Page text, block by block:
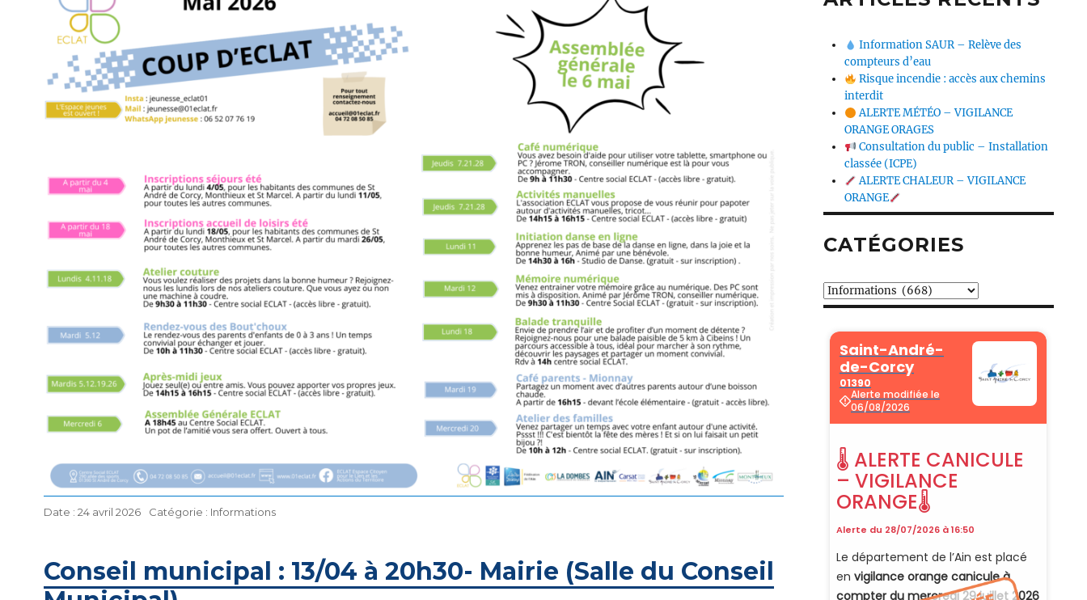
Publié
24 avril 2026 Catégories
Informations
Conseil municipal : 13/04 à 20h30- Mairie (Salle du Conseil
Information SAUR – Relève des
compteurs d’eau
Risque incendie : accès aux chemins
interdit
ALERTE MÉTÉO – VIGILANCE
ORANGE ORAGES
Consultation du public – Installation
classée (ICPE)
ALERTE CHALEUR – VIGILANCE
ORANGE
CATÉGORIES
Catégories